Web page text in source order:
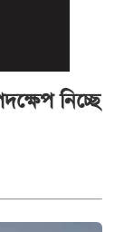
নিচ্ছে